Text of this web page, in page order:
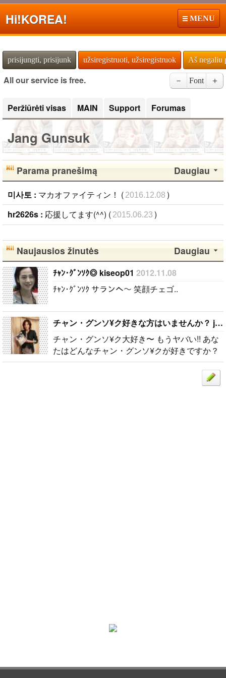
Hi!KOREA! MENU
prisijungti, prisijunk užsiregistruoti, užsiregistruok Aš negaliu
All our service is free. － Font ＋
Peržiūrėti visas MAIN Support Forumas
Jang Gunsuk
Daugiau
Parama pranešimą
미사토 : マカオファイティン！ ( 2016.12.08 )
hr2626s : 応援してます(^^) ( 2015.06.23 )
Daugiau
Naujausios žinutės
ﾁｬﾝ･ｸﾞﾝｿｸ◎ kiseop01 2012.11.08
ﾁｬﾝ･ｸﾞﾝｿｸ サランへ〜 笑顔チェゴ..
チャン・グンソ¥ク好きな方はいませんか？ jyk14
チャン・グンソ¥ク大好き〜 もうヤバい!! あな
たはどんなチャン・グンソ¥クが好きですか？
私は髪の毛をむすんだりしているチャン・グン
ソ¥クより髪の毛を おろしたりしているチャ..